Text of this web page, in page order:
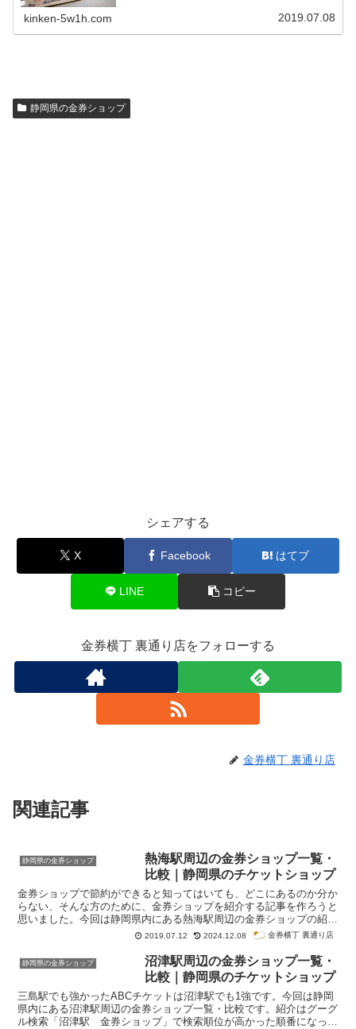
品券やギフトカードを選ぶと、自然に利用できる店舗が多
い金券をプレゼントすることにもなります。今回は、換金
kinken-5w1h.com 2019.07.08
静岡県の金券ショップ
シェアする
X Facebook はてブ
LINE コピー
金券横丁 裏通り店をフォローする
金券横丁 裏通り店
関連記事
静岡県の金券ショップ
熱海駅周辺の金券ショップ一覧・
比較｜静岡県のチケットショップ
金券ショップで節約ができると知ってはいても、どこにあるのか分か
らない、そんな方のために、金券ショップを紹介する記事を作ろうと
思いました。今回は静岡県内にある熱海駅周辺の金券ショップの紹介
です。紹介はグーグル検索「熱海駅 金券ショップ」で検索順位が高
2019.07.12 2024.12.08 金券横丁 裏通り店
静岡県の金券ショップ
沼津駅周辺の金券ショップ一覧・
比較｜静岡県のチケットショップ
三島駅でも強かったABCチケットは沼津駅でも1強です。今回は静岡
県内にある沼津駅周辺の金券ショップ一覧・比較です。紹介はグーグ
ル検索「沼津駅 金券ショップ」で検索順位が高かった順番になって